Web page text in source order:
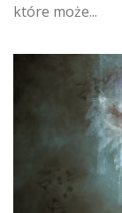
które może...